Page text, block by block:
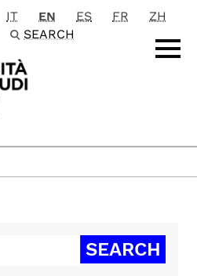
principale
IT EN ES FR
ZH
SEARCH